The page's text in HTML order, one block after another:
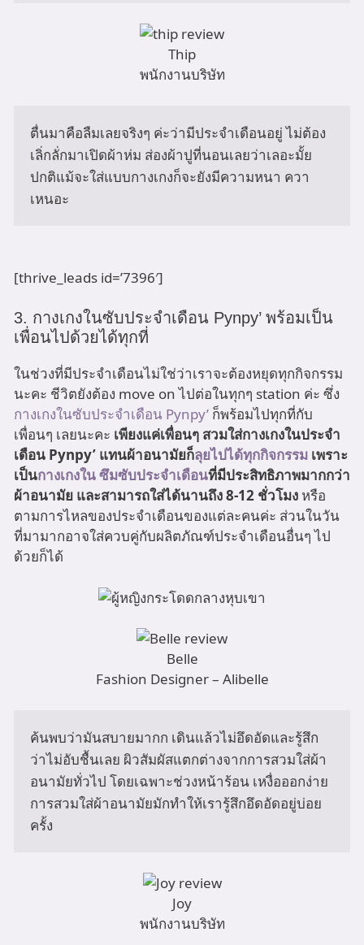
Thip
พนักงานบริษัท
ตื่นมาคือลืมเลยจริงๆ ค่ะว่ามีประจำเดือนอยู่ ไม่ต้อง
เลิ่กลั่กมาเปิดผ้าห่ม ส่องผ้าปูที่นอนเลยว่าเลอะมั้ย
ปกติแม้จะใส่แบบกางเกงก็จะยังมีความหนา ควา
เหนอะ
[thrive_leads id=’7396′]
3. กางเกงในซับประจำเดือน Pynpy’ พร้อมเป็น
เพื่อนไปด้วยได้ทุกที่
ในช่วงที่มีประจำเดือนไม่ใช่ว่าเราจะต้องหยุดทุกกิจกรรม
นะคะ ชีวิตยังต้อง move on ไปต่อในทุกๆ station ค่ะ ซึ่ง
กางเกงในซับประจำเดือน Pynpy’ ก็พร้อมไปทุกที่กับ
เพื่อนๆ เลยนะคะ เพียงแค่เพื่อนๆ สวมใส่กางเกงในประจำ
เดือน Pynpy’ แทนผ้าอนามัยก็ลุยไปได้ทุกกิจกรรม เพราะ
เป็นกางเกงใน ซึมซับประจำเดือนที่มีประสิทธิภาพมากกว่า
ผ้าอนามัย และสามารถใส่ได้นานถึง 8-12 ชั่วโมง หรือ
ตามการไหลของประจำเดือนของแต่ละคนค่ะ ส่วนในวัน
ที่มามากอาจใส่ควบคู่กับผลิตภัณฑ์ประจำเดือนอื่นๆ ไป
ด้วยก็ได้
Belle
Fashion Designer – Alibelle
ค้นพบว่ามันสบายมากก เดินแล้วไม่อึดอัดและรู้สึก
ว่าไม่อับชื้นเลย ผิวสัมผัสแตกต่างจากการสวมใส่ผ้า
อนามัยทั่วไป โดยเฉพาะช่วงหน้าร้อน เหงื่อออกง่าย
การสวมใส่ผ้าอนามัยมักทำให้เรารู้สึกอึดอัดอยู่บ่อย
ครั้ง
Joy
พนักงานบริษัท